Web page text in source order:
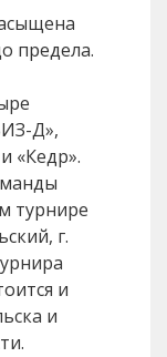
предела.
Д»,
«Кедр».
турнире
г.
и
и